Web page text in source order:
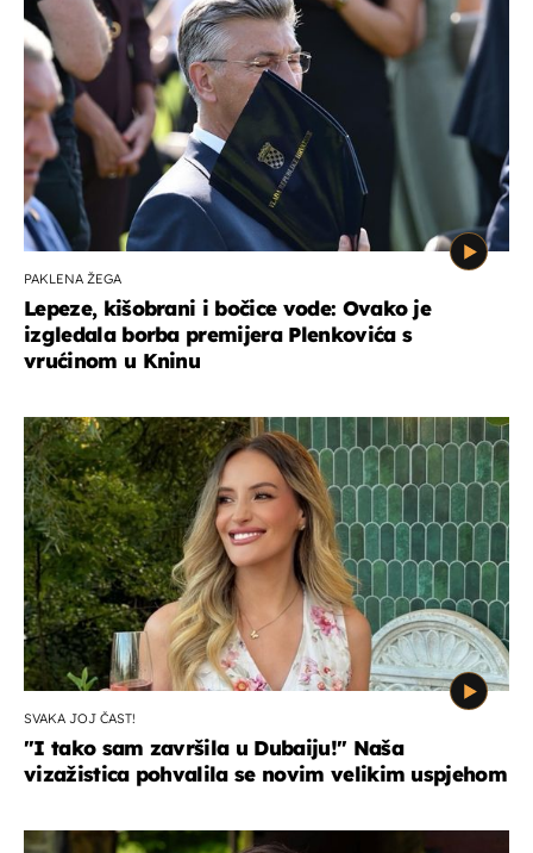
PAKLENA ŽEGA
Lepeze, kišobrani i bočice vode: Ovako je
izgledala borba premijera Plenkovića s
vrućinom u Kninu
SVAKA JOJ ČAST!
"I tako sam završila u Dubaiju!" Naša
vizažistica pohvalila se novim velikim uspjehom